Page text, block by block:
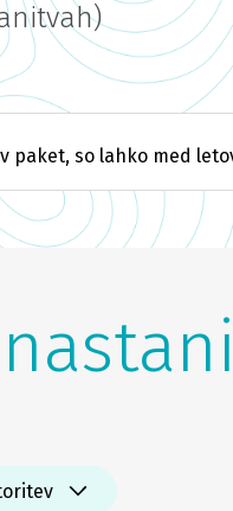
paket, so lahko med